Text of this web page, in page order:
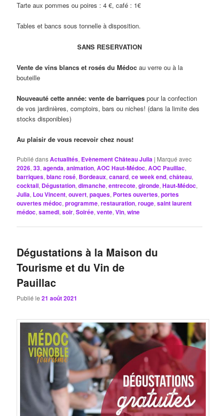
Tarte aux pommes ou poires : 4 €, café : 1€
Tables et bancs sous tonnelle à disposition.
SANS RESERVATION
Vente de vins blancs et rosés du Médocau verre ou à la
bouteille
Nouveauté cette année: vente de barriques pour la confection
de vos jardinières, comptoirs, bars ou niches! (dans la limite des
stocks disponibles)
Au plaisir de vous recevoir chez nous!
Publié dansActualités, Evènement Château Julia | Marqué avec
2026,33,agenda,animation,AOC Haut-Médoc,AOC Pauillac,
barriques,blanc rosé, Bordeaux,canard,ce week end,château,
cocktail, Dégustation,dimanche,entrecote,gironde,Haut-Médoc,
Julia, Lou Vincent,ouvert,paques, Portes ouvertes,portes
ouvertes médoc,programme,restauration,rouge,saint laurent
médoc,samedi,soir,Soirée,vente,Vin,wine
Dégustations à la Maison du
Tourisme et du Vin de
Pauillac
Publié le21 août 2021